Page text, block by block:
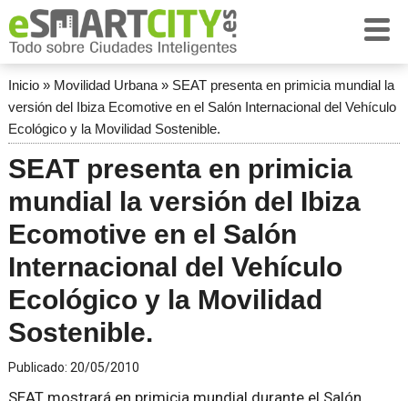
Inicio» Movilidad Urbana» SEAT presenta en primicia mundial la
versión del Ibiza Ecomotive en el Salón Internacional del Vehículo
Ecológico y la Movilidad Sostenible.
SEAT presenta en primicia
mundial la versión del Ibiza
Ecomotive en el Salón
Internacional del Vehículo
Ecológico y la Movilidad
Sostenible.
Publicado: 20/05/2010
SEAT mostrará en primicia mundial durante el Salón